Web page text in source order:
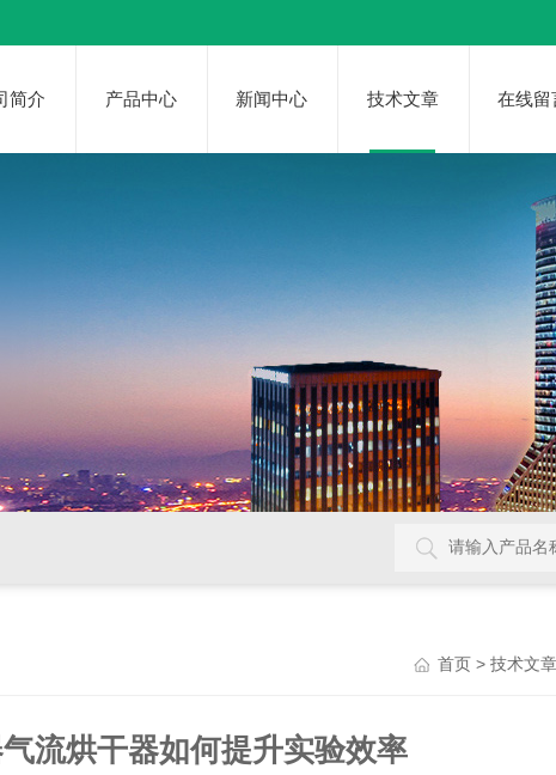
简介 产品中心 新闻中心 技术文章 在线留
首页 > 技术文章
流烘干器如何提升实验效率